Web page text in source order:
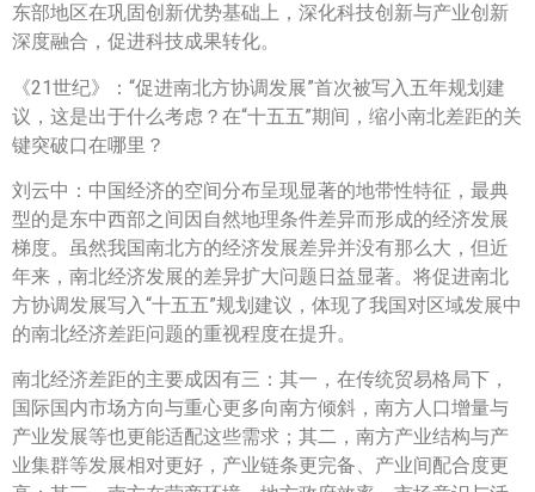
东部地区在巩固创新优势基础上，深化科技创新与产业创新
深度融合，促进科技成果转化。
《21世纪》：“促进南北方协调发展”首次被写入五年规划建
议，这是出于什么考虑？在“十五五”期间，缩小南北差距的关
键突破口在哪里？
刘云中：中国经济的空间分布呈现显著的地带性特征，最典
型的是东中西部之间因自然地理条件差异而形成的经济发展
梯度。虽然我国南北方的经济发展差异并没有那么大，但近
年来，南北经济发展的差异扩大问题日益显著。将促进南北
方协调发展写入“十五五”规划建议，体现了我国对区域发展中
的南北经济差距问题的重视程度在提升。
南北经济差距的主要成因有三：其一，在传统贸易格局下，
国际国内市场方向与重心更多向南方倾斜，南方人口增量与
产业发展等也更能适配这些需求；其二，南方产业结构与产
业集群等发展相对更好，产业链条更完备、产业间配合度更